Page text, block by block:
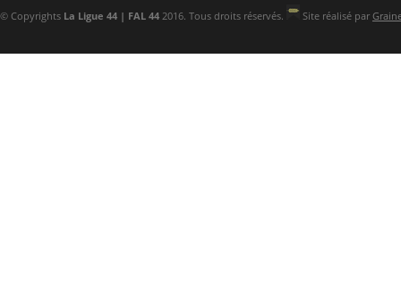
© Copyrights La Ligue 44 | FAL 44 2016. Tous droits réservés. Site réalisé par